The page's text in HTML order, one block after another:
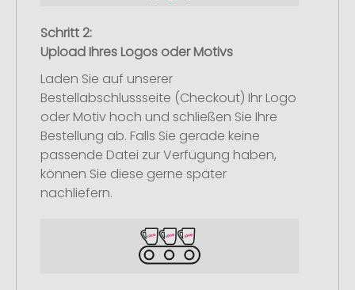
Schritt 2:
Upload Ihres Logos oder Motivs
Laden Sie auf unserer
Bestellabschlussseite (Checkout) Ihr Logo
oder Motiv hoch und schließen Sie Ihre
Bestellung ab. Falls Sie gerade keine
passende Datei zur Verfügung haben,
können Sie diese gerne später
nachliefern.